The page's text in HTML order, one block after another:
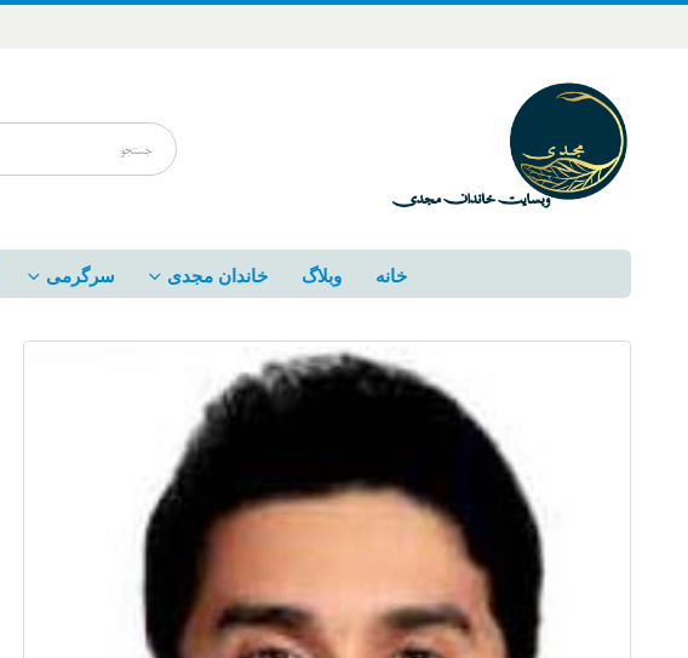
خانه وبلاگ خاندان مجدی سرگرمی